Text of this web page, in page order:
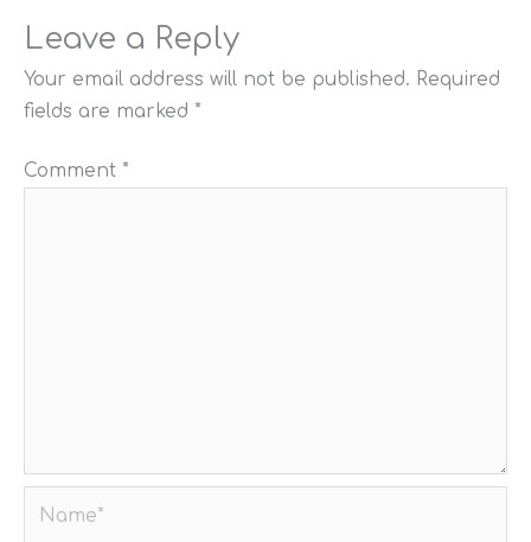
Leave a Reply
Your email address will not be published. Required
fields are marked *
Comment *